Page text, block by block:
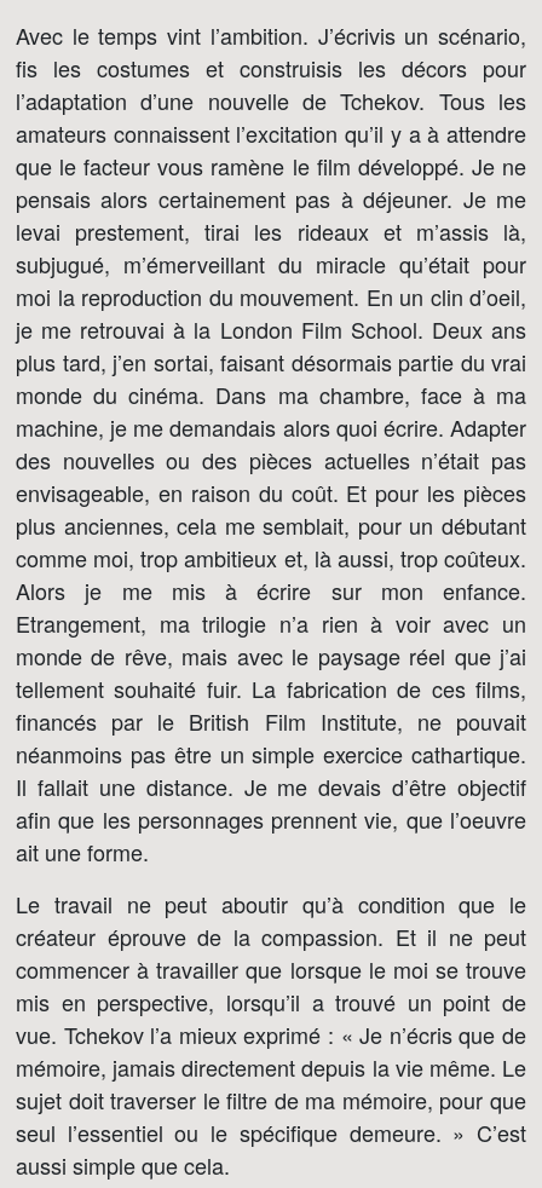
Avec le temps vint l’ambition. J’écrivis un scénario,
fis les costumes et construisis les décors pour
l’adaptation d’une nouvelle de Tchekov. Tous les
amateurs connaissent l’excitation qu’il y a à attendre
que le facteur vous ramène le film développé. Je ne
pensais alors certainement pas à déjeuner. Je me
levai prestement, tirai les rideaux et m’assis là,
subjugué, m’émerveillant du miracle qu’était pour
moi la reproduction du mouvement. En un clin d’oeil,
je me retrouvai à la London Film School. Deux ans
plus tard, j’en sortai, faisant désormais partie du vrai
monde du cinéma. Dans ma chambre, face à ma
machine, je me demandais alors quoi écrire. Adapter
des nouvelles ou des pièces actuelles n’était pas
envisageable, en raison du coût. Et pour les pièces
plus anciennes, cela me semblait, pour un débutant
comme moi, trop ambitieux et, là aussi, trop coûteux.
Alors je me mis à écrire sur mon enfance.
Etrangement, ma trilogie n’a rien à voir avec un
monde de rêve, mais avec le paysage réel que j’ai
tellement souhaité fuir. La fabrication de ces films,
financés par le British Film Institute, ne pouvait
néanmoins pas être un simple exercice cathartique.
Il fallait une distance. Je me devais d’être objectif
afin que les personnages prennent vie, que l’oeuvre
ait une forme.
Le travail ne peut aboutir qu’à condition que le
créateur éprouve de la compassion. Et il ne peut
commencer à travailler que lorsque le moi se trouve
mis en perspective, lorsqu’il a trouvé un point de
vue. Tchekov l’a mieux exprimé : « Je n’écris que de
mémoire, jamais directement depuis la vie même. Le
sujet doit traverser le filtre de ma mémoire, pour que
seul l’essentiel ou le spécifique demeure. » C’est
aussi simple que cela.